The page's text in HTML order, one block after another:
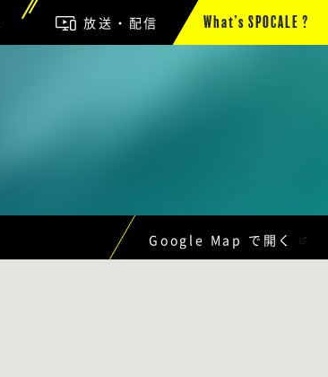
放送・配信 What’s SPOCALE ?
Google Map で開く